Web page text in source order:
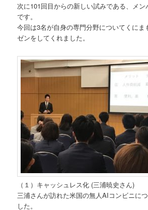
次に101回目からの新しい試みである、メ
です。
今回は3名が自身の専門分野についてくにま
ゼンをしてくれました。
（１）キャッシュレス化 (三浦暁史さん)
三浦さんが訪れた米国の無人AIコンビニに
した。